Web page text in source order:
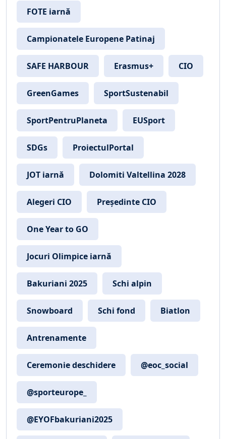
FOTE iarnă
Campionatele Europene Patinaj
SAFE HARBOUR Erasmus+ CIO
GreenGames SportSustenabil
SportPentruPlaneta EUSport
SDGs ProiectulPortal
JOT iarnă Dolomiti Valtellina 2028
Alegeri CIO Președinte CIO
One Year to GO
Jocuri Olimpice iarnă
Bakuriani 2025 Schi alpin
Snowboard Schi fond Biatlon
Antrenamente
Ceremonie deschidere @eoc_social
@sporteurope_
@EYOFbakuriani2025